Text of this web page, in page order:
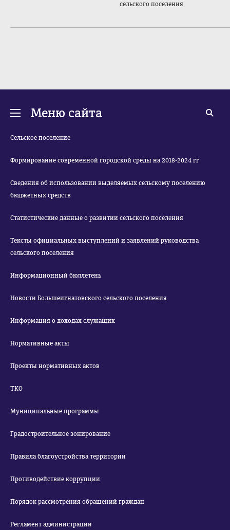
сельского поселения
Меню сайта
Сельское поселение
Формирование современной городской среды на 2018-2024 гг
Сведения об использовании выделяемых сельскому поселению
бюджетных средств
Статистические данные о развитии сельского поселения
Тексты официальных выступлений и заявлений руководства
сельского поселения
Информационный бюллетень
Новости Большеигнатовского сельского поселения
Информация о доходах служащих
Нормативные акты
Проекты нормативных актов
ТКО
Муниципальные программы
Градостроительное зонирование
Правила благоустройства территории
Противодействие коррупции
Порядок рассмотрения обращений граждан
Регламент администрации